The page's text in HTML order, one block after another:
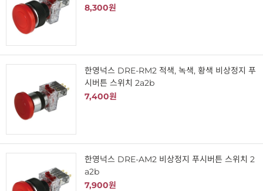
8,300원
한영넉스 DRE-RM2 적색, 녹색, 황색 비상정지 푸
시버튼 스위치 2a2b
7,400원
한영넉스 DRE-AM2 비상정지 푸시버튼 스위치 2
a2b
7,900원